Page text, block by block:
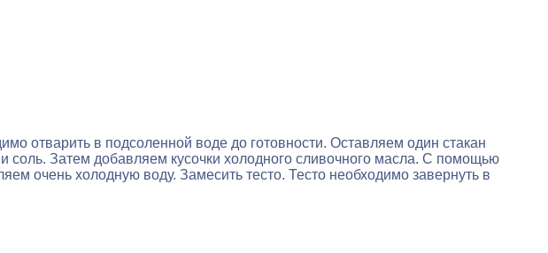
отварить в подсоленной воде до готовности. Оставляем один стакан
соль. Затем добавляем кусочки холодного сливочного масла. С помощью
очень холодную воду. Замесить тесто. Тесто необходимо завернуть в